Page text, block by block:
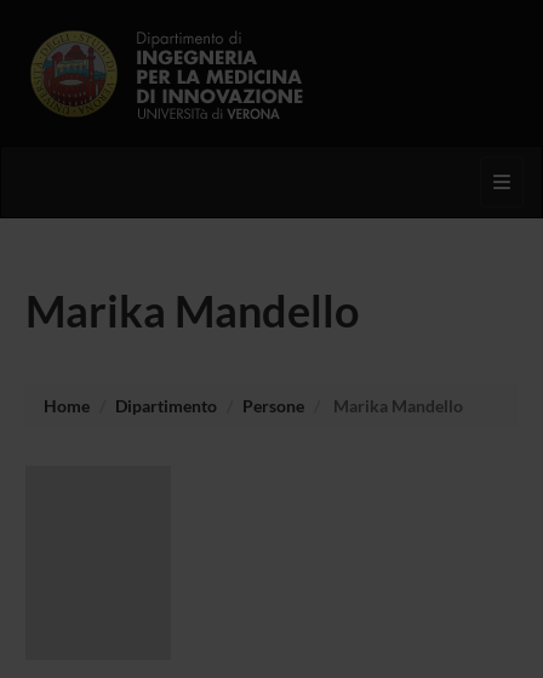
Marika Mandello
Home Dipartimento Persone Marika Mandello